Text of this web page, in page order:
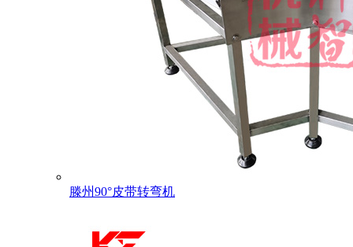
滕州90°皮带转弯机